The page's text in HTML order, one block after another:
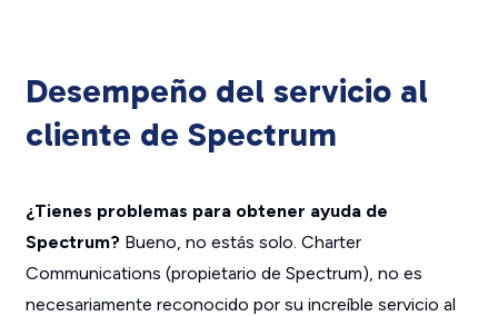
Desempeño del servicio al
cliente de Spectrum
¿Tienes problemas para obtener ayuda de
Spectrum?Bueno, no estás solo. Charter
Communications (propietario de Spectrum), no es
necesariamente reconocido por su increíble servicio al